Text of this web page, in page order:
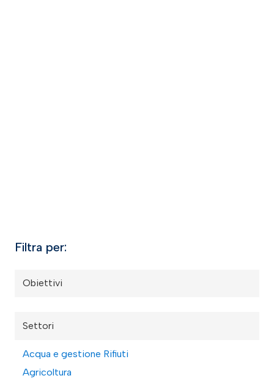
Filtra per:
Obiettivi
Settori
Acqua e gestione Rifiuti
Agricoltura